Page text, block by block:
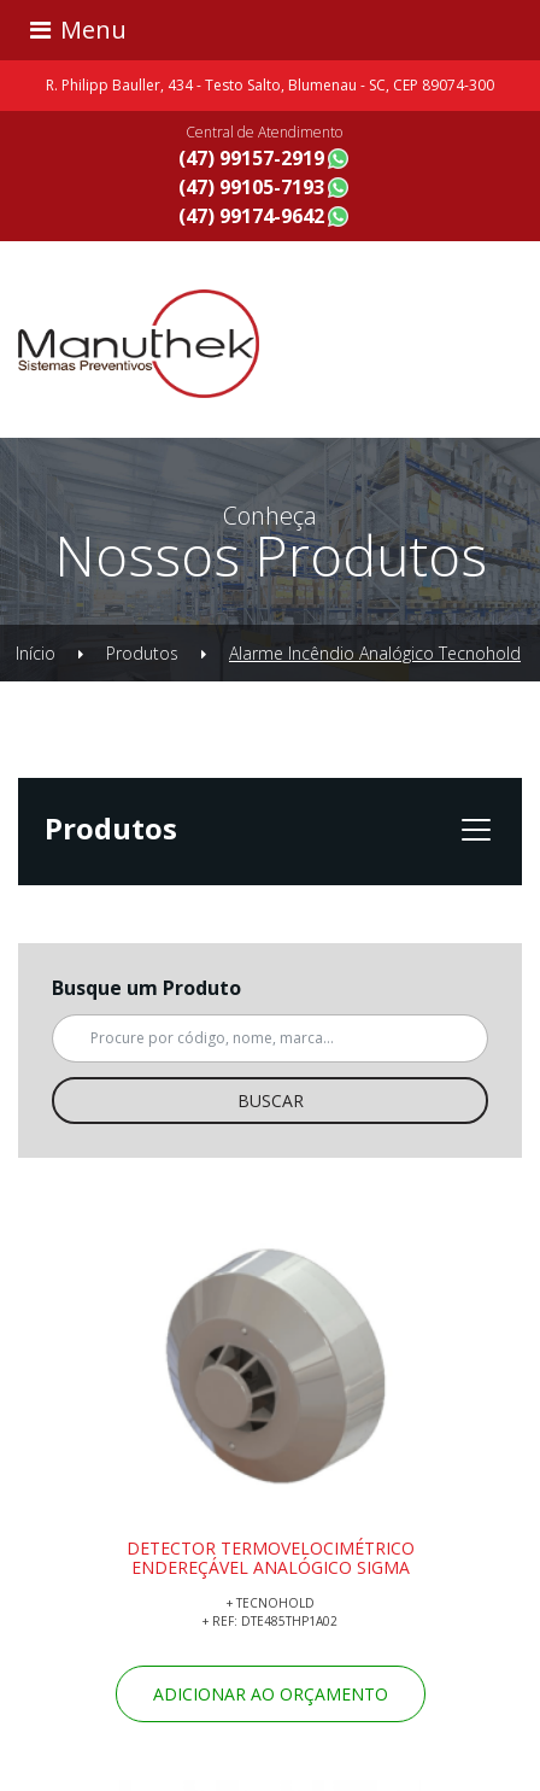
R. Philipp Bauller, 434 - Testo Salto, Blumenau - SC, CEP 89074-300
Central de Atendimento
(47) 99157-2919
(47) 99105-7193
(47) 99174-9642
Menu
Conheça
Nossos Produtos
Início Produtos Alarme Incêndio Analógico Tecnohold
Produtos
Busque um Produto
BUSCAR
DETECTOR TERMOVELOCIMÉTRICO
ENDEREÇÁVEL ANALÓGICO SIGMA
+ TECNOHOLD
+ REF: DTE485THP1A02
ADICIONAR AO ORÇAMENTO